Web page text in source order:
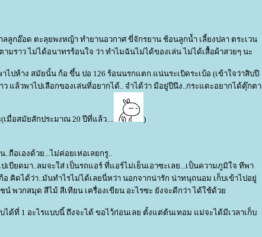
ลูกอ๊อด ตะลุยพงหญ้า ทำยานอวกาศ ขี่จักรยาน ช้อนลูกน้ำ เลี้ยงปลา ตระเวน
มราว ไม่ได้อนาทรร้อนใจ ว่า ทำไมฉันไม่ได้ของเล่น ไม่ได้เสื้อผ้าสวยๆ นะ
ไปห้าง สมัยนั้น ก้อ ขึ้น ปอ 126 ร้อนนรกแตก.แน่นระเบิดระเบ้อ (เข้าใจว่าสิบปี
ล้วพาไปเลือกของเล่นที่อยากได้.. จำได้ว่า มีอยู่ปีนึง..กระแดะอยากได้ตุ๊กตา
มื่อสมัยสักประมาณ 20 ปีที่แล้ว....
)
ถือเองด้วย...ไม่ค่อยเห่อเลยกรู..
ยดมา..ลมจะใส่ เป็นรถแอร์ ที่แอร์ไม่เย็นเอาซะเลย...เป็นความภูมิใจ ทีพา
คิดได้ว่า..มันทำไรไม่ได้เลยนี่หว่า นอกจากน่ารัก น่าทนุถนอม เก็บเข้าไปอยู่
พวกสมุด สีไม้ สีเทียน เครื่องเขียน อะไรซะ ยังจะดีกว่า ได้ใช้ด้ว
ด้ที่ 1 อะไรแบบนี้ ถึงจะได้ ขอไว้ก่อนเลย ตั้งแต่ต้นเทอม แม่จะได้มีเวลาเก็บ